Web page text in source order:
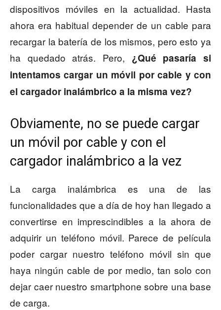
dispositivos móviles en la actualidad. Hasta
ahora era habitual depender de un cable para
recargar la batería de los mismos, pero esto ya
ha quedado atrás. Pero, ¿Qué pasaría si
intentamos cargar un móvil por cable y con
el cargador inalámbrico a la misma vez?
Obviamente, no se puede cargar
un móvil por cable y con el
cargador inalámbrico a la vez
La carga inalámbrica es una de las
funcionalidades que a día de hoy han llegado a
convertirse en imprescindibles a la ahora de
adquirir un teléfono móvil. Parece de película
poder cargar nuestro teléfono móvil sin que
haya ningún cable de por medio, tan solo con
dejar caer nuestro smartphone sobre una base
de carga.